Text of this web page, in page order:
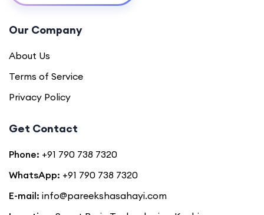
Our Company
About Us
Terms of Service
Privacy Policy
Get Contact
Phone: +91 790 738 7320
WhatsApp: +91 790 738 7320
E-mail: info@pareekshasahayi.com